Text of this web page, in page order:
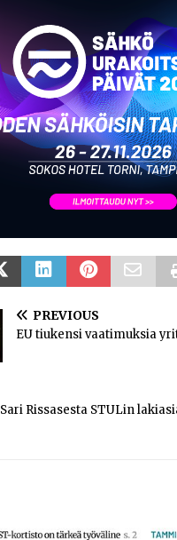
PREVIOUS
EU tiukensi vaatimuksia
Sari Rissasesta STULin